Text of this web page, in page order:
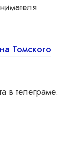
Томского
в телеграме.